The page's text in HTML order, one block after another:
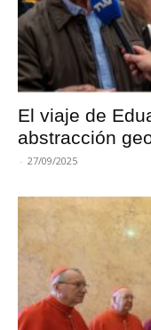
El viaje de
abstracción
- 27/09/2025